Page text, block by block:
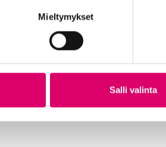
Mieltymykset
Salli valinta
SCHWALBE ULKORENGAS
DELTA CRUISER PLUS
29,99 €